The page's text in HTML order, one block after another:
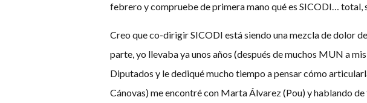
febrero y compruebe de primera mano qué es SICODI…
Creo que co-dirigir SICODI está siendo una mezcla de dolor
parte, yo llevaba ya unos años (después de muchos MUN a
Diputados y le dediqué mucho tiempo a pensar cómo
Cánovas) me encontré con Marta Álvarez (Pou) y hablando